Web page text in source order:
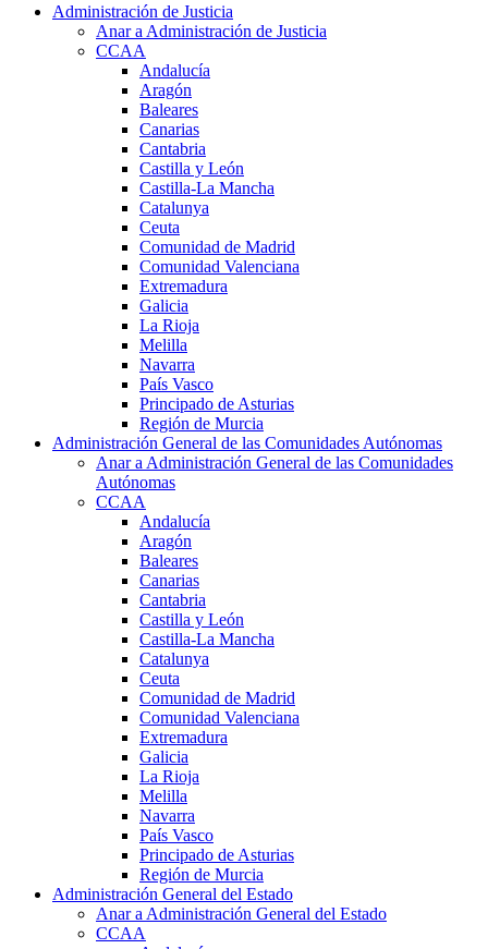
Administración de Justicia
Anar a Administración de Justicia
CCAA
Andalucía
Aragón
Baleares
Canarias
Cantabria
Castilla y León
Castilla-La Mancha
Catalunya
Ceuta
Comunidad de Madrid
Comunidad Valenciana
Extremadura
Galicia
La Rioja
Melilla
Navarra
País Vasco
Principado de Asturias
Región de Murcia
Administración General de las Comunidades Autónomas
Anar a Administración General de las Comunidades
Autónomas
CCAA
Andalucía
Aragón
Baleares
Canarias
Cantabria
Castilla y León
Castilla-La Mancha
Catalunya
Ceuta
Comunidad de Madrid
Comunidad Valenciana
Extremadura
Galicia
La Rioja
Melilla
Navarra
País Vasco
Principado de Asturias
Región de Murcia
Administración General del Estado
Anar a Administración General del Estado
CCAA